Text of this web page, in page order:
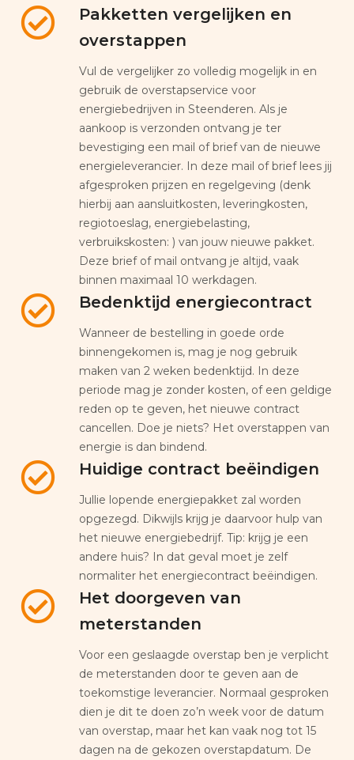
Pakketten vergelijken en
overstappen
Vul de vergelijker zo volledig mogelijk in en
gebruik de overstapservice voor
energiebedrijven in Steenderen. Als je
aankoop is verzonden ontvang je ter
bevestiging een mail of brief van de nieuwe
energieleverancier. In deze mail of brief lees jij
afgesproken prijzen en regelgeving (denk
hierbij aan aansluitkosten, leveringkosten,
regiotoeslag, energiebelasting,
verbruikskosten: ) van jouw nieuwe pakket.
Deze brief of mail ontvang je altijd, vaak
binnen maximaal 10 werkdagen.
Bedenktijd energiecontract
Wanneer de bestelling in goede orde
binnengekomen is, mag je nog gebruik
maken van 2 weken bedenktijd. In deze
periode mag je zonder kosten, of een geldige
reden op te geven, het nieuwe contract
cancellen. Doe je niets? Het overstappen van
energie is dan bindend.
Huidige contract beëindigen
Jullie lopende energiepakket zal worden
opgezegd. Dikwijls krijg je daarvoor hulp van
het nieuwe energiebedrijf. Tip: krijg je een
andere huis? In dat geval moet je zelf
normaliter het energiecontract beëindigen.
Het doorgeven van
meterstanden
Voor een geslaagde overstap ben je verplicht
de meterstanden door te geven aan de
toekomstige leverancier. Normaal gesproken
dien je dit te doen zo’n week voor de datum
van overstap, maar het kan vaak nog tot 15
dagen na de gekozen overstapdatum. De